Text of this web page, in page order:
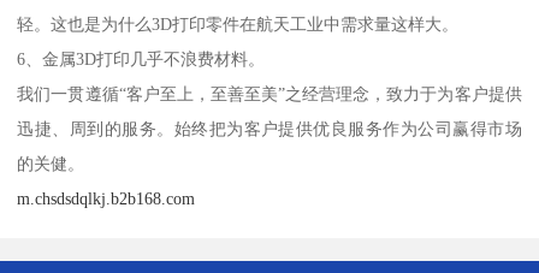
轻。这也是为什么3D打印零件在航天工业中需求量这样大。
6、金属3D打印几乎不浪费材料。
我们一贯遵循“客户至上，至善至美”之经营理念，致力于为客户提供
迅捷、周到的服务。始终把为客户提供优良服务作为公司赢得市场
的关健。
m.chsdsdqlkj.b2b168.com